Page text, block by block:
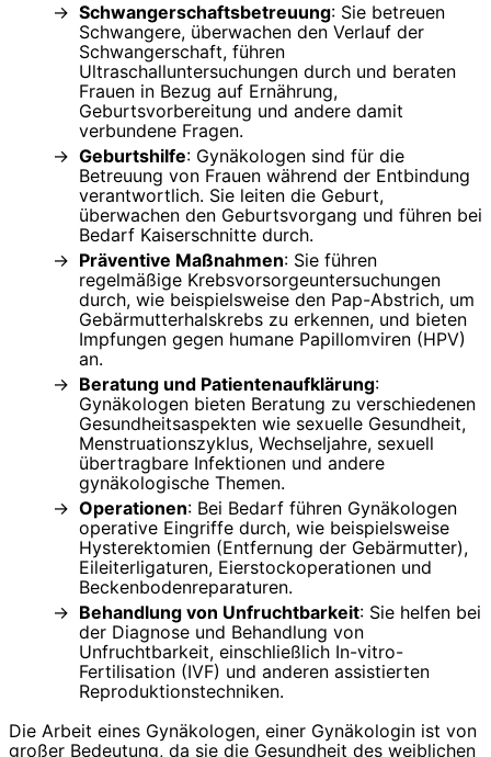
Schwangerschaftsbetreuung: Sie betreuen
Schwangere, überwachen den Verlauf der
Schwangerschaft, führen
Ultraschalluntersuchungen durch und beraten
Frauen in Bezug auf Ernährung,
Geburtsvorbereitung und andere damit
verbundene Fragen.
Geburtshilfe: Gynäkologen sind für die
Betreuung von Frauen während der Entbindung
verantwortlich. Sie leiten die Geburt,
überwachen den Geburtsvorgang und führen bei
Bedarf Kaiserschnitte durch.
Präventive Maßnahmen: Sie führen
regelmäßige Krebsvorsorgeuntersuchungen
durch, wie beispielsweise den Pap-Abstrich, um
Gebärmutterhalskrebs zu erkennen, und bieten
Impfungen gegen humane Papillomviren (HPV)
an.
Beratung und Patientenaufklärung:
Gynäkologen bieten Beratung zu verschiedenen
Gesundheitsaspekten wie sexuelle Gesundheit,
Menstruationszyklus, Wechseljahre, sexuell
übertragbare Infektionen und andere
gynäkologische Themen.
Operationen: Bei Bedarf führen Gynäkologen
operative Eingriffe durch, wie beispielsweise
Hysterektomien (Entfernung der Gebärmutter),
Eileiterligaturen, Eierstockoperationen und
Beckenbodenreparaturen.
Behandlung von Unfruchtbarkeit: Sie helfen bei
der Diagnose und Behandlung von
Unfruchtbarkeit, einschließlich In-vitro-
Fertilisation (IVF) und anderen assistierten
Reproduktionstechniken.
Die Arbeit eines Gynäkologen, einer Gynäkologin ist von
großer Bedeutung, da sie die Gesundheit des weiblichen